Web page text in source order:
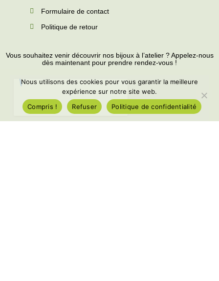
Formulaire de contact
Politique de retour
Vous souhaitez venir découvrir nos bijoux à l’atelier ? Appelez-nous
dès maintenant pour prendre rendez-vous !
Nous utilisons des cookies pour vous garantir la meilleure
expérience sur notre site web.
Compris !
Refuser Politique de confidentialité